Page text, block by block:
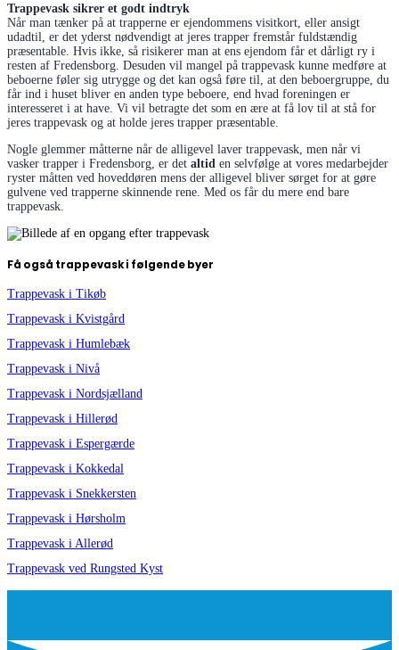
Trappevask sikrer et godt indtryk
Når man tænker på at trapperne er ejendommens visitkort, eller ansigt
udadtil, er det yderst nødvendigt at jeres trapper fremstår fuldstændig
præsentable. Hvis ikke, så risikerer man at ens ejendom får et dårligt ry i
resten af Fredensborg. Desuden vil mangel på trappevask kunne medføre at
beboerne føler sig utrygge og det kan også føre til, at den beboergruppe, du
får ind i huset bliver en anden type beboere, end hvad foreningen er
interesseret i at have. Vi vil betragte det som en ære at få lov til at stå for
jeres trappevask og at holde jeres trapper præsentable.
Nogle glemmer måtterne når de alligevel laver trappevask, men når vi
vasker trapper i Fredensborg, er det altid en selvfølge at vores medarbejder
ryster måtten ved hoveddøren mens der alligevel bliver sørget for at gøre
gulvene ved trapperne skinnende rene. Med os får du mere end bare
trappevask.
Få også trappevask i følgende byer
Trappevask i Tikøb
Trappevask i Kvistgård
Trappevask i Humlebæk
Trappevask i Nivå
Trappevask i Nordsjælland
Trappevask i Hillerød
Trappevask i Espergærde
Trappevask i Kokkedal
Trappevask i Snekkersten
Trappevask i Hørsholm
Trappevask i Allerød
Trappevask ved Rungsted Kyst